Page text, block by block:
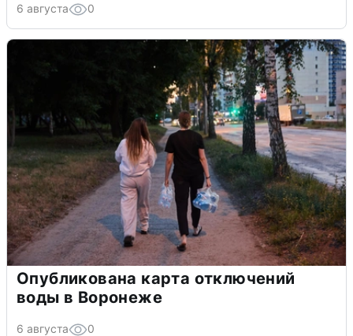
6 августа 0
Опубликована карта отключений
воды в Воронеже
6 августа 0